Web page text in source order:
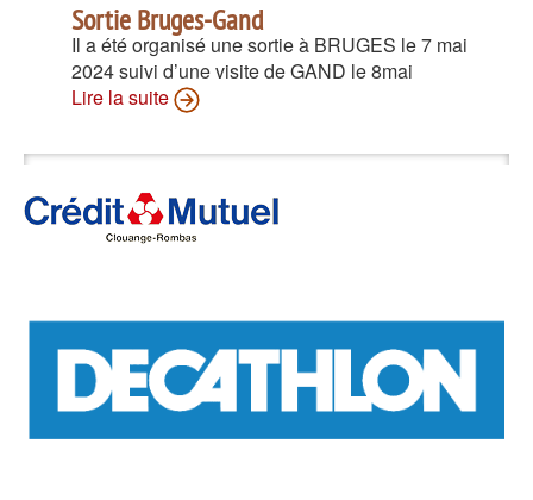
Sortie Bruges-Gand
Il a été organisé une sortie à BRUGES le 7 mai
2024 suivi d’une visite de GAND le 8mai
Lire la suite